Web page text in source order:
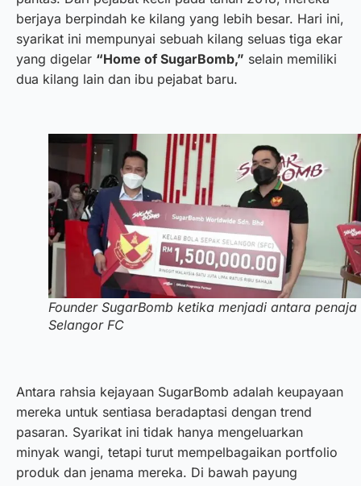
berjaya berpindah ke kilang yang lebih besar. Hari ini,
syarikat ini mempunyai sebuah kilang seluas tiga ekar
yang digelar “Home of SugarBomb,” selain memiliki
dua kilang lain dan ibu pejabat baru.
Founder SugarBomb ketika menjadi antara penaja
Selangor FC
Antara rahsia kejayaan SugarBomb adalah keupayaan
mereka untuk sentiasa beradaptasi dengan trend
pasaran. Syarikat ini tidak hanya mengeluarkan
minyak wangi, tetapi turut mempelbagaikan portfolio
produk dan jenama mereka. Di bawah payung